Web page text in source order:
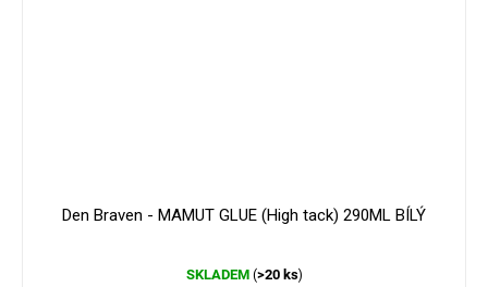
Den Braven - MAMUT GLUE (High tack) 290ML BÍLÝ
hodnocení
SKLADEM (>20 ks)